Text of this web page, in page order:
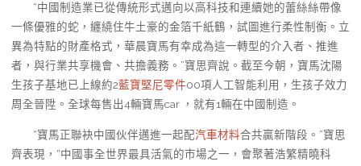
“中國制造業已從傳統形式邁向以高科技和連續她的蕾絲絲帶像
一條優雅的蛇，纏繞住牛土豪的金箔千紙鶴，試圖進行柔性制衡。立
異為特點的財產格式，華晨寶馬有幸成為這一轉型的介入者、推進
者，與行業共享機會、共擔義務。”寶思齊說。截至今朝，寶馬沈陽
生孩子基地已上線約2藍寶堅尼零件00項人工智能利用，生孩子效力
周全晉陞。全球每售出4輛寶馬car ，就有1輛在中國制造。
“寶馬正聯袂中國伙伴邁進一起配汽車材料合共贏新階段。”寶思
齊表現，“中國事全世界最具活氣的市場之一，會聚著浩繁精曉科